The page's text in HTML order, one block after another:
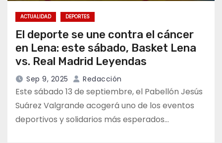
ACTUALIDAD DEPORTES
El deporte se une contra el cáncer
en Lena: este sábado, Basket Lena
vs. Real Madrid Leyendas
Sep 9, 2025 Redacción
Este sábado 13 de septiembre, el Pabellón Jesús
Suárez Valgrande acogerá uno de los eventos
deportivos y solidarios más esperados…